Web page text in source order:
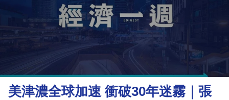
投
資
理
財
美津濃全球加速 衝破30年迷霧｜張